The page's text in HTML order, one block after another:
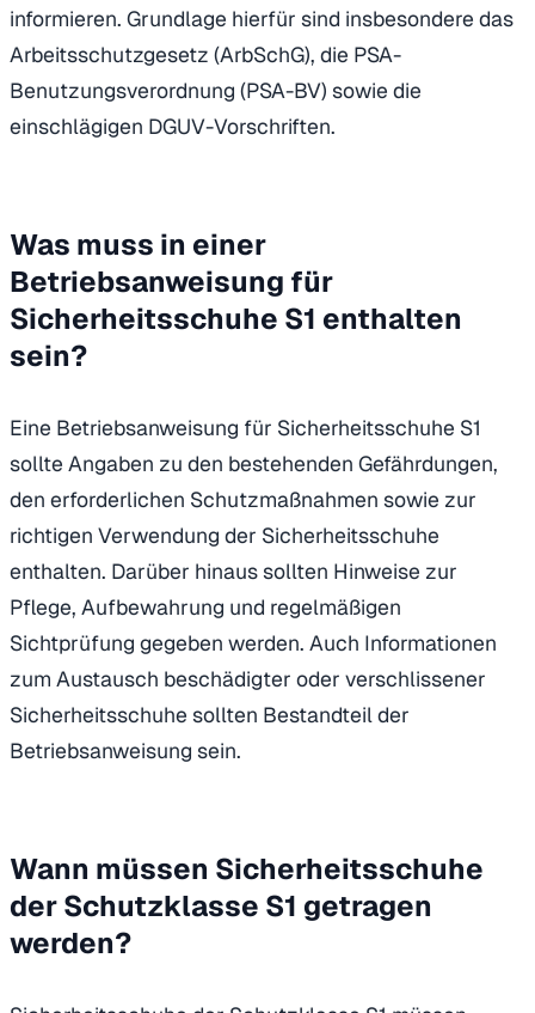
informieren. Grundlage hierfür sind insbesondere das
Arbeitsschutzgesetz (ArbSchG), die PSA-
Benutzungsverordnung (PSA-BV) sowie die
einschlägigen DGUV-Vorschriften.
Was muss in einer
Betriebsanweisung für
Sicherheitsschuhe S1 enthalten
sein?
Eine Betriebsanweisung für Sicherheitsschuhe S1
sollte Angaben zu den bestehenden Gefährdungen,
den erforderlichen Schutzmaßnahmen sowie zur
richtigen Verwendung der Sicherheitsschuhe
enthalten. Darüber hinaus sollten Hinweise zur
Pflege, Aufbewahrung und regelmäßigen
Sichtprüfung gegeben werden. Auch Informationen
zum Austausch beschädigter oder verschlissener
Sicherheitsschuhe sollten Bestandteil der
Betriebsanweisung sein.
Wann müssen Sicherheitsschuhe
der Schutzklasse S1 getragen
werden?